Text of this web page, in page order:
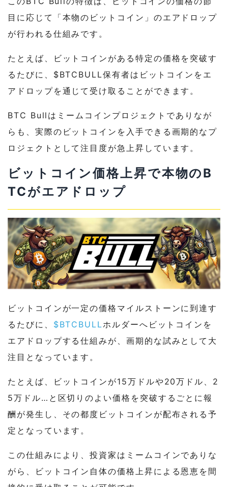
目に応じて「本物のビットコイン」のエアドロップ
が行われる仕組みです。
たとえば、ビットコインがある特定の価格を突破す
るたびに、$BTCBULL保有者はビットコインをエ
アドロップを通じて受け取ることができます。
BTC Bullはミームコインプロジェクトでありなが
らも、実際のビットコインを入手できる画期的なプ
ロジェクトとして注目度が急上昇しています。
ビットコイン価格上昇で本物のB
TCがエアドロップ
ビットコインが一定の価格マイルストーンに到達す
るたびに、 $BTCBULL ホルダーへビットコインを
エアドロップする仕組みが、画期的な試みとして大
注目となっています。
たとえば、ビットコインが15万ドルや20万ドル、2
5万ドル…と区切りのよい価格を突破するごとに報
酬が発生し、その都度ビットコインが配布される予
定となっています。
この仕組みにより、投資家はミームコインでありな
がら、ビットコイン自体の価格上昇による恩恵を間